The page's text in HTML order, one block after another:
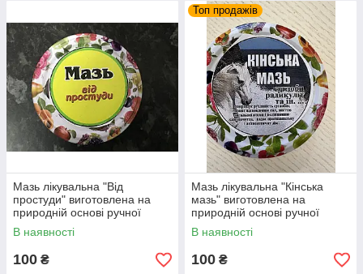
Мазь лікувальна "Від
простуди" виготовлена на
природній основі ручної
роботи: ефективна при
простуді
В наявності
100 ₴
Топ продажів
Мазь лікувальна "Кінська
мазь" виготовлена на
природній основі ручної
роботи суглоби радикуліт
В наявності
100 ₴